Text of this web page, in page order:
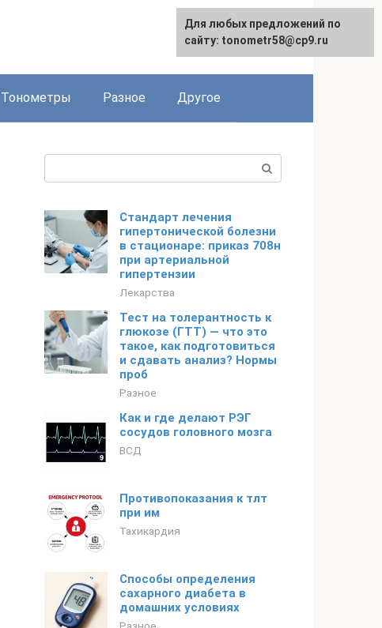
Тонометры Разное Другое
Стандарт лечения
гипертонической болезни
в стационаре: приказ 708н
при артериальной
гипертензии
Лекарства
Тест на толерантность к
глюкозе (ГТТ) — что это
такое, как подготовиться
и сдавать анализ? Нормы
проб
Разное
Как и где делают РЭГ
сосудов головного мозга
ВСД
Противопоказания к тлт
при им
Тахикардия
Способы определения
сахарного диабета в
домашних условиях
Для любых предложений по
сайту: tonometr58@cp9.ru
Для любых предложений по
сайту: tonometr58@cp9.ru